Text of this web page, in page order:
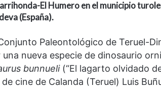
El Humero en el municipio
(España).
Paleontológico de Teruel-
nueva especie de dinosaurio
bunnueli(“El lagarto olvidado
cine de Calanda (Teruel) Luis